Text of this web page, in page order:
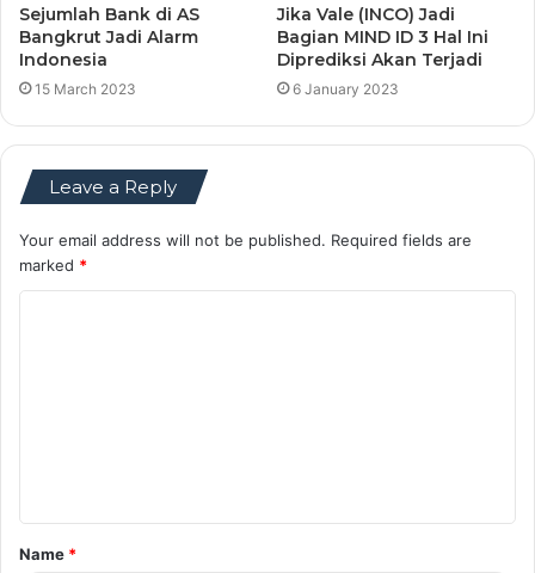
Sejumlah Bank di AS
Bangkrut Jadi Alarm
Indonesia
15 March 2023
Jika Vale (INCO) Jadi
Bagian MIND ID 3 Hal Ini
Diprediksi Akan Terjadi
6 January 2023
Leave a Reply
Your email address will not be published. Required fields are
marked *
t
*
Name *